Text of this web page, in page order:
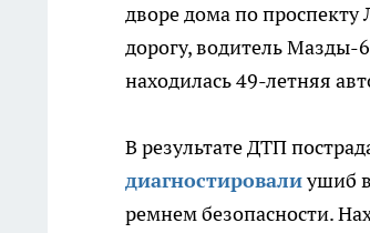
дворе дома по
дорогу, водитель Мазды-
находилась 49-летняя
В результате ДТП
диагностировалиушиб
ремнем безопасности.